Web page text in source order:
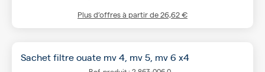
Plus d’offres à partir de26,62 €
Sachet filtre ouate mv 4, mv 5, mv 6 x4